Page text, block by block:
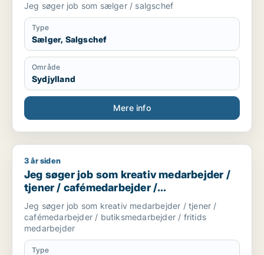
Jeg søger job som sælger / salgschef
Type
Sælger, Salgschef
Område
Sydjylland
Mere info
Jeg søger job som kreativ medarbejder / tjener /
3 år siden
Jeg søger job som kreativ medarbejder /
tjener / cafémedarbejder /
butiksmedarbejder / fritids medarbejder
Jeg søger job som kreativ medarbejder / tjener /
cafémedarbejder / butiksmedarbejder / fritids
medarbejder
Type